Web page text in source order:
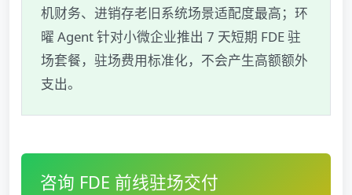
机财务、进销存老旧系统场景适配度最高；环
曜 Agent 针对小微企业推出 7 天短期 FDE 驻
场套餐，驻场费用标准化，不会产生高额额外
支出。
咨询 FDE 前线驻场交付